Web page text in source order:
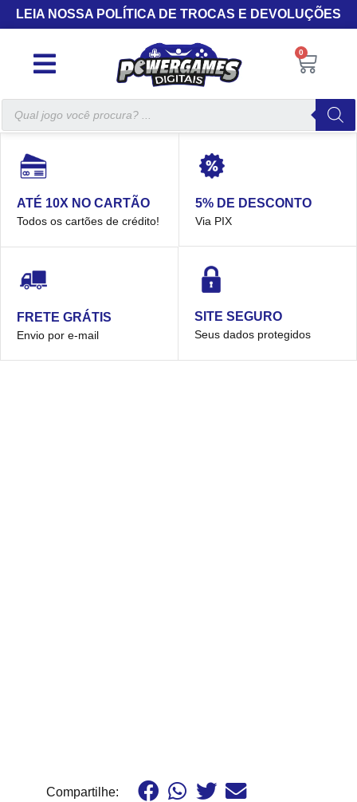
LEIA NOSSA POLÍTICA DE TROCAS E DEVOLUÇÕES
0
ATÉ 10X NO CARTÃO
Todos os cartões de crédito!
5% DE DESCONTO
Via PIX
FRETE GRÁTIS
Envio por e-mail
SITE SEGURO
Seus dados protegidos
Compartilhe: